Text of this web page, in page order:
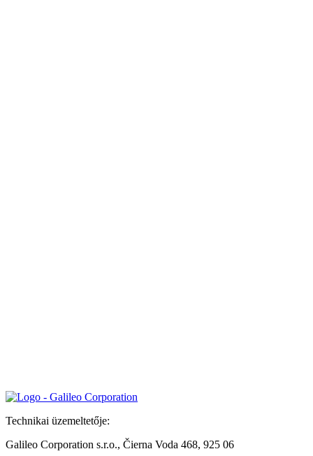
Technikai üzemeltetője:
Galileo Corporation s.r.o., Čierna Voda 468, 925 06